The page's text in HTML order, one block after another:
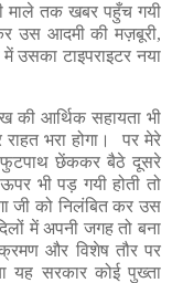
माले तक खबर पहुँच गयी
उस आदमी की मज़बूरी,
उसका टाइपराइटर नया
की आर्थिक सहायता भी
भरा होगा। पर मेरे
फुटपाथ छेंककर बैठे दूसरे
भी पड़ गयी होती तो
जी को निलंबित कर उस
में अपनी जगह तो बना
और विशेष तौर पर
यह सरकार कोई पुख्ता